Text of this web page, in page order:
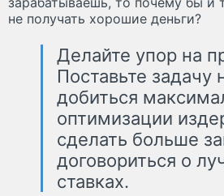
не получать хорошие деньги?
Делайте упор на
Поставьте задачу
добиться
оптимизации
сделать больше
договориться о
ставках.